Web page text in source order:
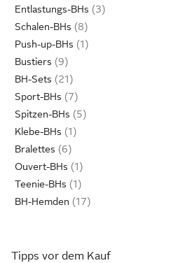
Entlastungs-BHs
Schalen-BHs
Push-up-BHs
Bustiers
BH-Sets
Sport-BHs
Spitzen-BHs
Klebe-BHs
Bralettes
Ouvert-BHs
Teenie-BHs
BH-Hemden
Tipps vor dem Kauf